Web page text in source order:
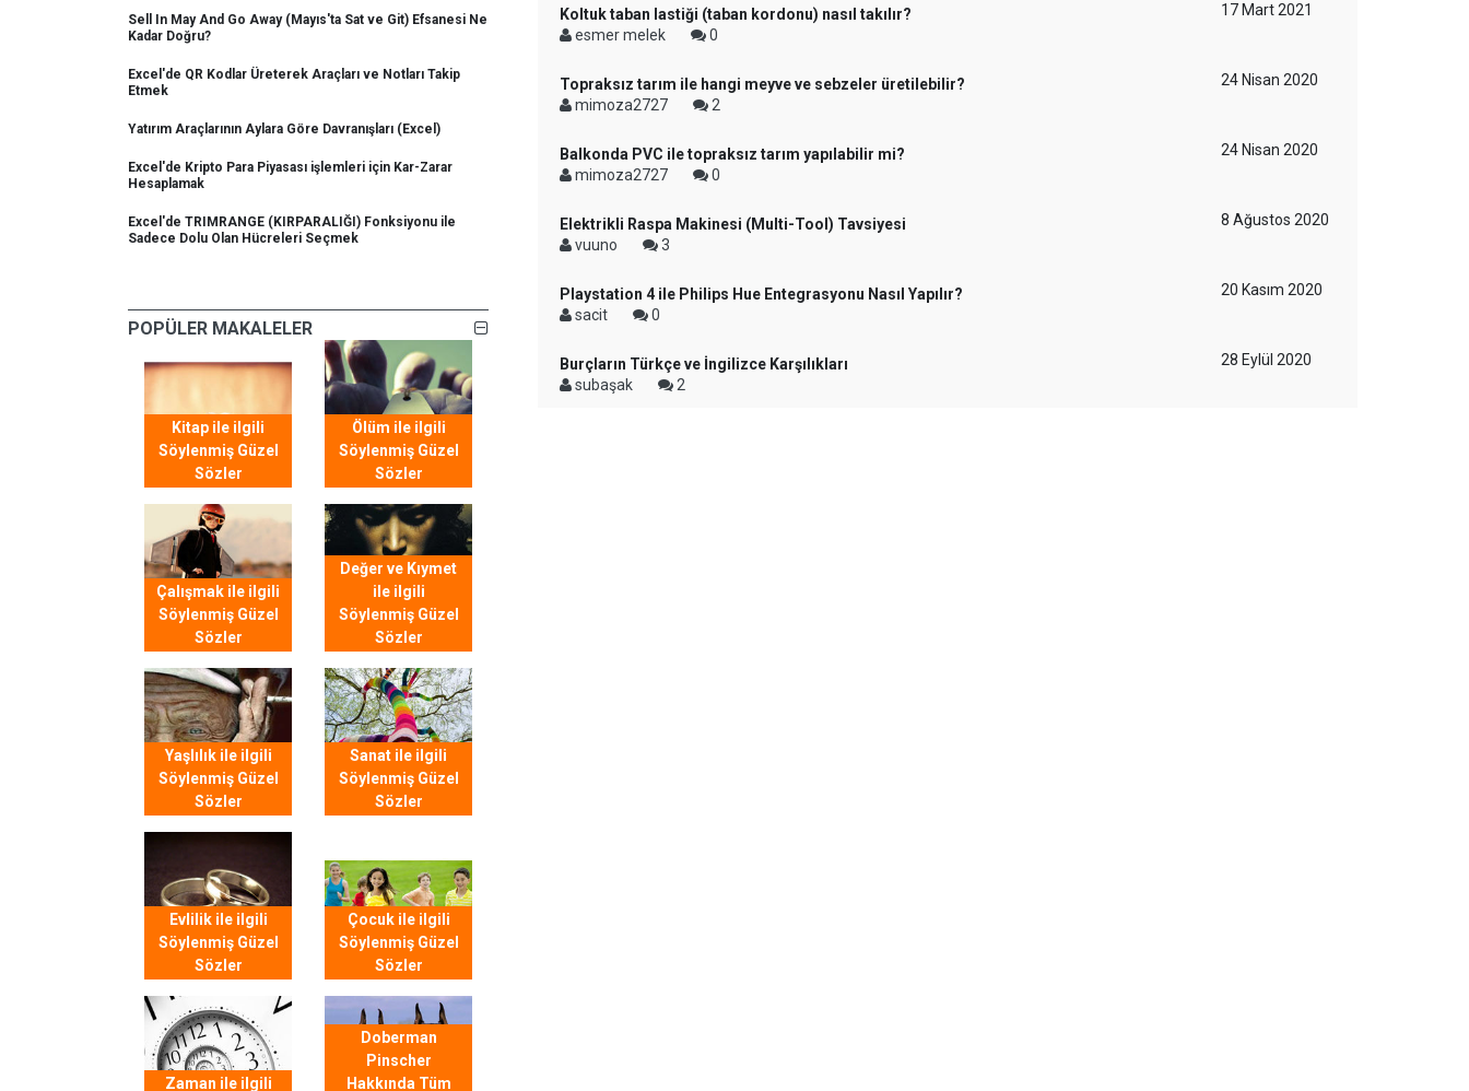
Sell In May And Go Away (Mayıs'ta Sat ve Git) Efsanesi Ne
Kadar Doğru?
Excel'de QR Kodlar Üreterek Araçları ve Notları Takip
Etmek
Yatırım Araçlarının Aylara Göre Davranışları (Excel)
Excel'de Kripto Para Piyasası işlemleri için Kar-Zarar
Hesaplamak
Excel'de TRIMRANGE (KIRPARALIĞI) Fonksiyonu ile
Sadece Dolu Olan Hücreleri Seçmek
POPÜLER MAKALELER
Kitap ile ilgili
Söylenmiş Güzel
Sözler
Ölüm ile ilgili
Söylenmiş Güzel
Sözler
Çalışmak ile ilgili
Söylenmiş Güzel
Sözler
Değer ve Kıymet
ile ilgili
Söylenmiş Güzel
Sözler
Yaşlılık ile ilgili
Söylenmiş Güzel
Sözler
Sanat ile ilgili
Söylenmiş Güzel
Sözler
Evlilik ile ilgili
Söylenmiş Güzel
Sözler
Çocuk ile ilgili
Söylenmiş Güzel
Sözler
Zaman ile ilgili
Doberman
Pinscher
Hakkında Tüm
Koltuk taban lastiği (taban kordonu) nasıl takılır?
esmer melek
0
17 Mart 2021
Topraksız tarım ile hangi meyve ve sebzeler üretilebilir?
mimoza2727
2
24 Nisan 2020
Balkonda PVC ile topraksız tarım yapılabilir mi?
mimoza2727
0
24 Nisan 2020
Elektrikli Raspa Makinesi (Multi-Tool) Tavsiyesi
vuuno
3
8 Ağustos 2020
Playstation 4 ile Philips Hue Entegrasyonu Nasıl Yapılır?
sacit
0
20 Kasım 2020
Burçların Türkçe ve İngilizce Karşılıkları
subaşak
2
28 Eylül 2020